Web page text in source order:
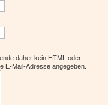
daher kein HTML oder
E-Mail-Adresse angegeben.